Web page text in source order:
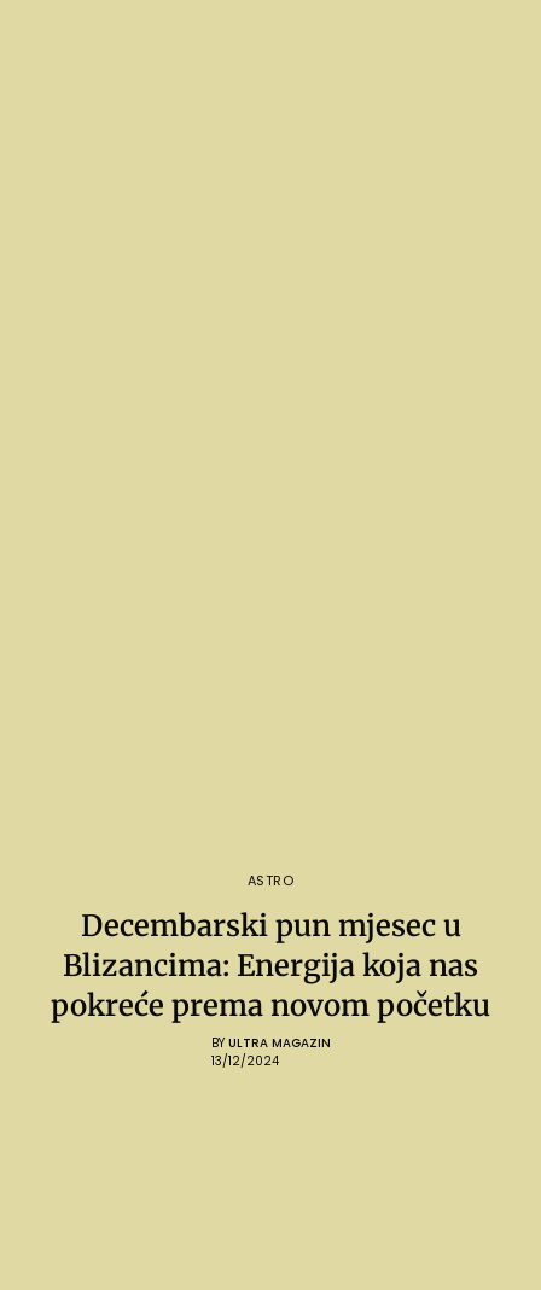
ASTRO
Decembarski pun mjesec u
Blizancima: Energija koja nas
pokreće prema novom početku
BY ULTRA MAGAZIN
13/12/2024